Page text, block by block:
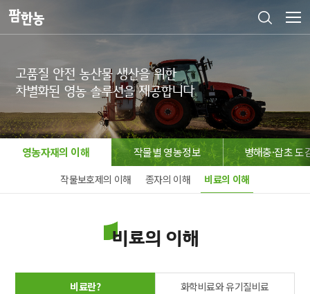
고품질 안전 농산물 생산을 위한
차별화된 영농 솔루션을 제공합니다
영농자재의 이해 작물별 영농정보 병해충·잡초 도
작물보호제의 이해 종자의 이해 비료의 이해
비료의 이해
비료란?
화학비료와 유기질비료